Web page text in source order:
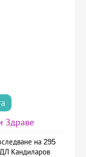
Здраве
на 295
Кандиларов